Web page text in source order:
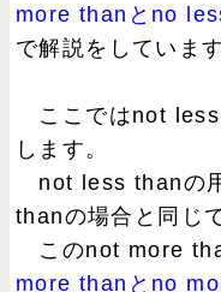
more thanとno
で解説をしています
ここではnot less
します。
not less thanの
thanの場合と同じ
このnot more
more thanとno